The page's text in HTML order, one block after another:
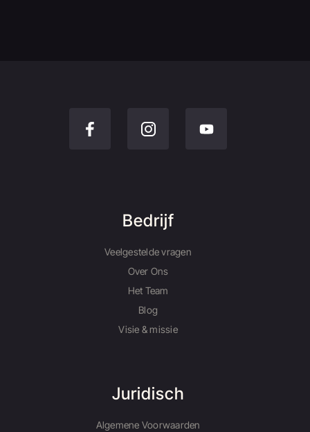
Bedrijf
Veelgestelde vragen
Over Ons
Het Team
Blog
Visie & missie
Juridisch
Algemene Voorwaarden